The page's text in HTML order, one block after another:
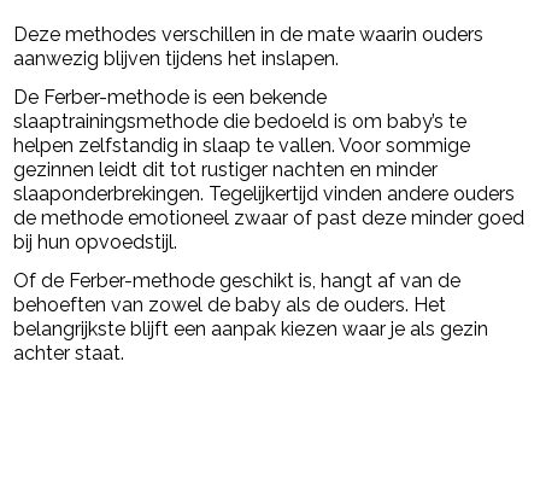
Deze methodes verschillen in de mate waarin ouders
aanwezig blijven tijdens het inslapen.
De Ferber-methode is een bekende
slaaptrainingsmethode die bedoeld is om baby’s te
helpen zelfstandig in slaap te vallen. Voor sommige
gezinnen leidt dit tot rustiger nachten en minder
slaaponderbrekingen. Tegelijkertijd vinden andere ouders
de methode emotioneel zwaar of past deze minder goed
bij hun opvoedstijl.
Of de Ferber-methode geschikt is, hangt af van de
behoeften van zowel de baby als de ouders. Het
belangrijkste blijft een aanpak kiezen waar je als gezin
achter staat.